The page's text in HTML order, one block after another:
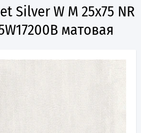
Silver W M 25х75 NR
матовая